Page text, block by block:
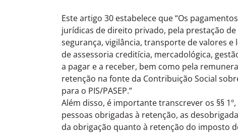
Este artigo 30 estabelece que “Os
jurídicas de direito privado, pela prestação
segurança, vigilância, transporte de valores
de assessoria creditícia, mercadológica,
a pagar e a receber, bem como pela
retenção na fonte da Contribuição Social
para o PIS/PASEP.”
Além disso, é importante transcrever os §§
pessoas obrigadas à retenção, as
da obrigação quanto à retenção do imposto